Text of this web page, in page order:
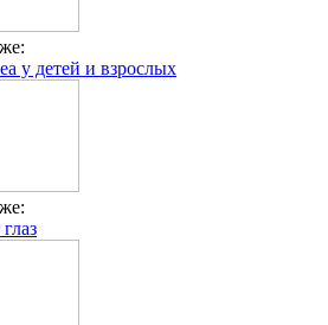
у детей и взрослых